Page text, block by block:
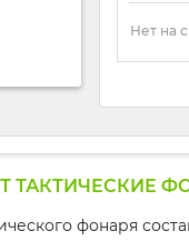
Нет на
фонаря